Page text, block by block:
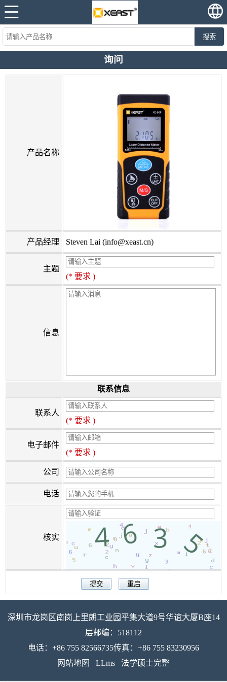
搜索
询问
产品名称
产品经理 Steven Lai (info@xeast.cn)
主题
(* 要求 )
信息
联系信息
联系人
(* 要求 )
电子邮件
(* 要求 )
公司
电话
核实
深圳市龙岗区南岗上里朗工业园平集大道9号华谊大厦B座14
层邮编：518112
电话：+86 755 82566735传真：+86 755 83230956
网站地图
LLms 法学硕士完整